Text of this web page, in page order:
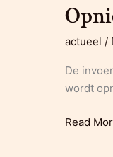
actueel /
De
wordt
Opnieuw
Read